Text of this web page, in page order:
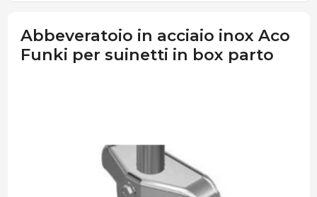
Abbeveratoio in acciaio inox Aco
Funki per suinetti in box parto